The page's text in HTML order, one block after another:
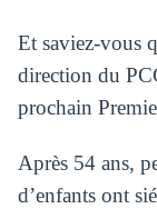
Et saviez-vous
direction du
prochain
Après 54 ans,
d’enfants ont